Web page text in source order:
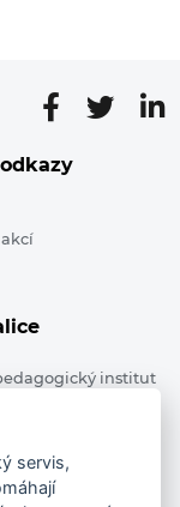
institut
servis,